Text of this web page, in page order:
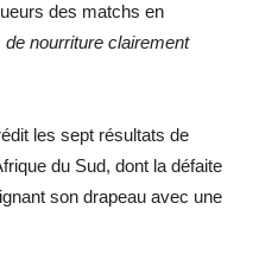
des matchs en
nourriture clairement
les sept résultats de
du Sud, dont la défaite
son drapeau avec une